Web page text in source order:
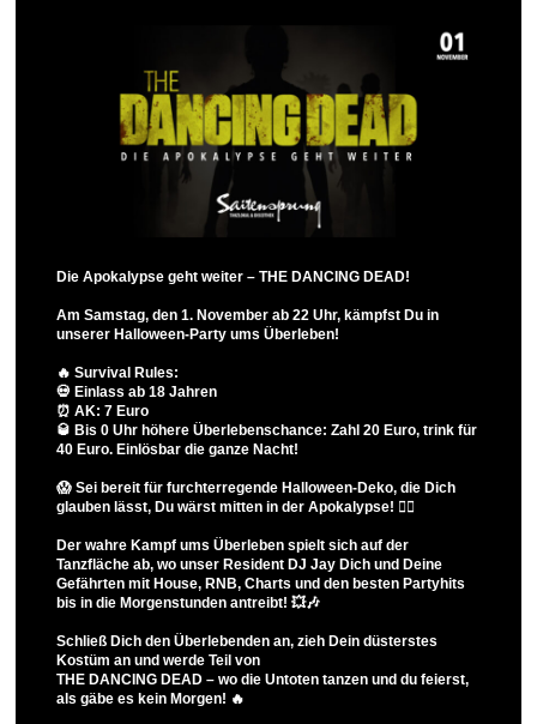
Die Apokalypse geht weiter – THE DANCING DEAD!
Am Samstag, den 1. November ab 22 Uhr, kämpfst Du in
unserer Halloween-Party ums Überleben!
🔥 Survival Rules:
💀 Einlass ab 18 Jahren
⏰ AK: 7 Euro
🥃 Bis 0 Uhr höhere Überlebenschance: Zahl 20 Euro, trink für
40 Euro. Einlösbar die ganze Nacht!
😱 Sei bereit für furchterregende Halloween-Deko, die Dich
glauben lässt, Du wärst mitten in der Apokalypse! 🧟‍♂️
Der wahre Kampf ums Überleben spielt sich auf der
Tanzfläche ab, wo unser Resident DJ Jay Dich und Deine
Gefährten mit House, RNB, Charts und den besten Partyhits
bis in die Morgenstunden antreibt! 💥🎶
Schließ Dich den Überlebenden an, zieh Dein düsterstes
Kostüm an und werde Teil von
THE DANCING DEAD – wo die Untoten tanzen und du feierst,
als gäbe es kein Morgen! 🔥